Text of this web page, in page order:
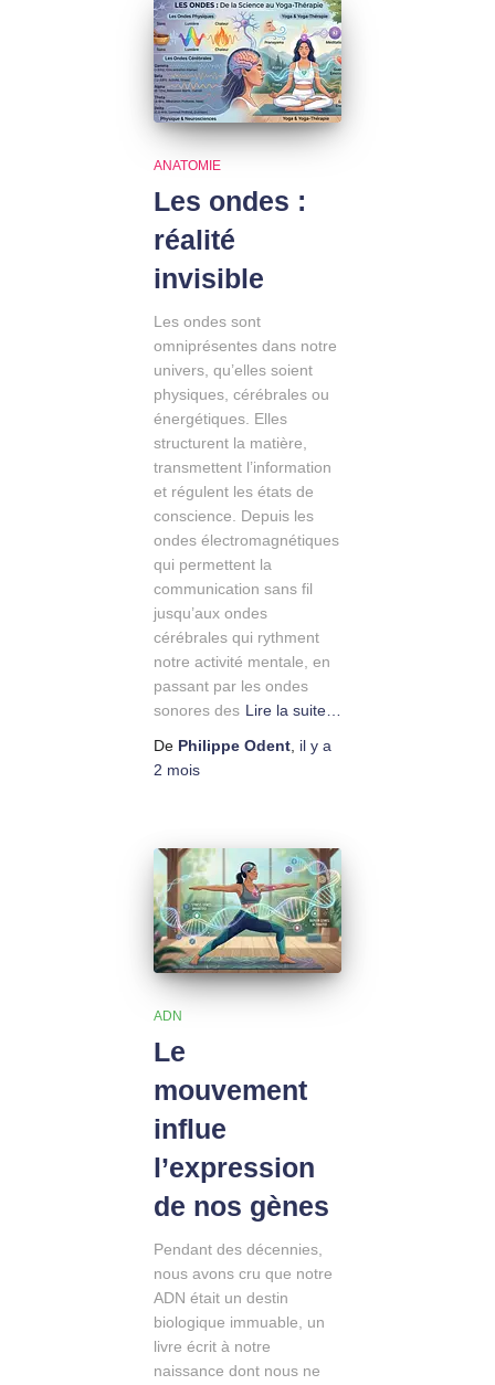
ANATOMIE
Les ondes :
réalité
invisible
Les ondes sont
omniprésentes dans notre
univers, qu’elles soient
physiques, cérébrales ou
énergétiques. Elles
structurent la matière,
transmettent l’information
et régulent les états de
conscience. Depuis les
ondes électromagnétiques
qui permettent la
communication sans fil
jusqu’aux ondes
cérébrales qui rythment
notre activité mentale, en
passant par les ondes
sonores des Lire la suite…
De Philippe Odent, il y a
2 mois
ADN
Le
mouvement
influe
l’expression
de nos gènes
Pendant des décennies,
nous avons cru que notre
ADN était un destin
biologique immuable, un
livre écrit à notre
naissance dont nous ne